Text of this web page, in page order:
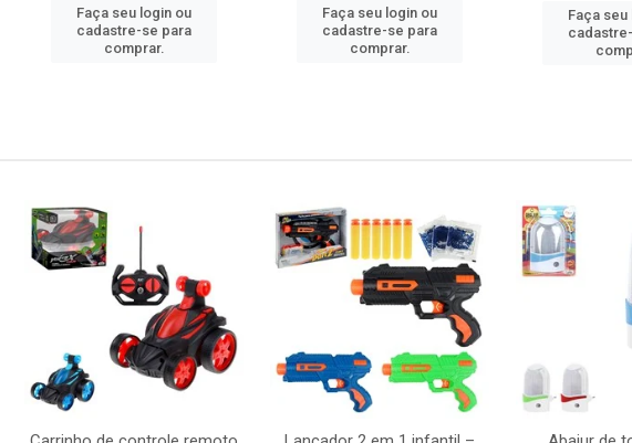
Faça seu login ou
cadastre-se para
comprar.
Faça seu login ou
cadastre-se para
comprar.
Faça seu